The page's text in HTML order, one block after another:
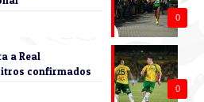
0
0
a Real
confirmados